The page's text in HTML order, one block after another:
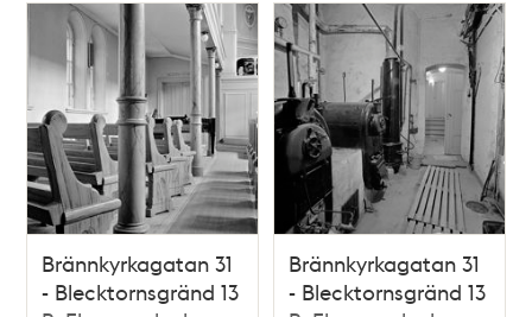
Brännkyrkagatan 31
- Blecktornsgränd 13
Brännkyrkagatan 31
- Blecktornsgränd 13